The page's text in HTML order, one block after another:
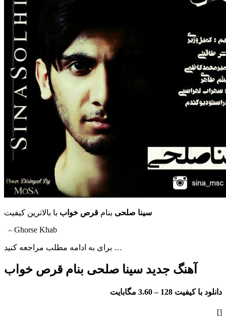
سینا صلحی بنام قرص خواب با بالاترین کیفیت
– Ghorse Khab
برای به ادامه مطلب مراجعه کنید …
آهنگ جدید سینا صلحی بنام قرص خواب
دانلود با کیفیت 128 – 3.60 مگابایت
[]